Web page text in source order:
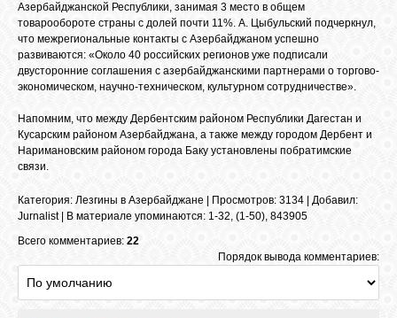
ВИДЕО
МУЗЫКА
Азербайджанской Республики, занимая 3 место в общем
товарообороте страны с долей почти 11%. А. Цыбульский подчеркнул,
что межрегиональные контакты с Азербайджаном успешно
развиваются: «Около 40 российских регионов уже подписали
двусторонние соглашения с азербайджанскими партнерами о торгово-
экономическом, научно-техническом, культурном сотрудничестве».
Напомним, что между Дербентским районом Республики Дагестан и
Кусарским районом Азербайджана, а также между городом Дербент и
Наримановским районом города Баку установлены побратимские
связи.
Категория: Лезгины в Азербайджане Просмотров: 3134 | Добавил:
Jurnalist| В материале упоминаются: 1-32, (1-50), 843905
Всего комментариев: 22
Порядок вывода комментариев: